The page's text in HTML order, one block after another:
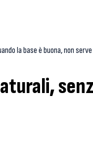
la base è buona, non